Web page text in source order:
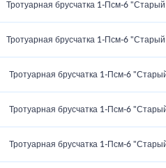
Тротуарная брусчатка 1‑Псм‑6
Тротуарная брусчатка 1‑Псм‑6
Тротуарная брусчатка 1‑Псм‑6
Тротуарная брусчатка 1‑Псм‑6
Тротуарная брусчатка 1‑Псм‑6